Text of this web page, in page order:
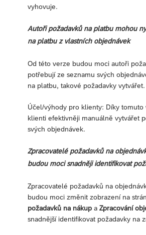
vyhovuje.
Autoři požadavků na platbu mohou
na platbu z vlastních objednávek
Od této verze budou moci autoři
potřebují ze seznamu svých
na platbu, takové požadavky vytvářet.
Účel/výhody pro klienty: Díky
klienti efektivněji manuálně vytvářet
svých objednávek.
Zpracovatelé požadavků na
budou moci snadněji identifikovat
Zpracovatelé požadavků na
budou moci změnit zobrazení na
požadavků na nákup a Zpracování
snadnější identifikovat požadavky na